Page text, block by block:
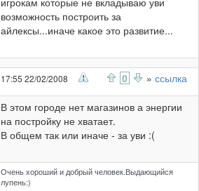
возможность построить за
айлексы...иначе какое это развитие...
17:55 22/02/2008 0 » ссылка
В этом городе нет магазинов а энергии
на постройку не хватает.
В общем так или иначе - за уви :(
Очень хороший и добрый человек.Выдающийся
лупень:)